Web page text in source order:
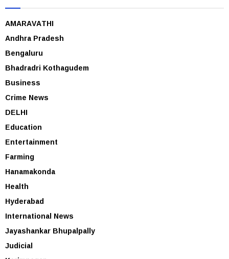
AMARAVATHI
Andhra Pradesh
Bengaluru
Bhadradri Kothagudem
Business
Crime News
DELHI
Education
Entertainment
Farming
Hanamakonda
Health
Hyderabad
International News
Jayashankar Bhupalpally
Judicial